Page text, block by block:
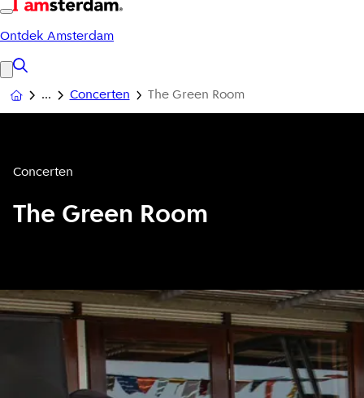
Ontdek Amsterdam
Concerten The Green Room
Concerten
The Green Room